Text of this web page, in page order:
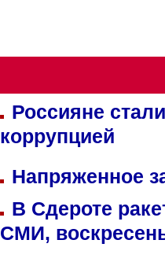
Россияне
коррупцией
Напряженное
В Сдероте
СМИ,